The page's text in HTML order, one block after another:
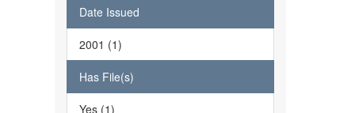
Date Issued
2001 (1)
Has File(s)
Yes (1)